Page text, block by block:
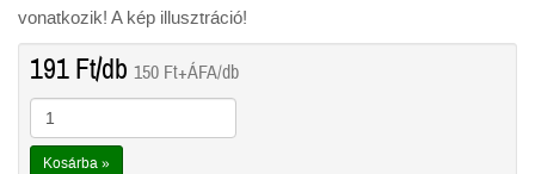
vonatkozik! A kép illusztráció!
191Ft/db 150 Ft+ÁFA/db
Kosárba »